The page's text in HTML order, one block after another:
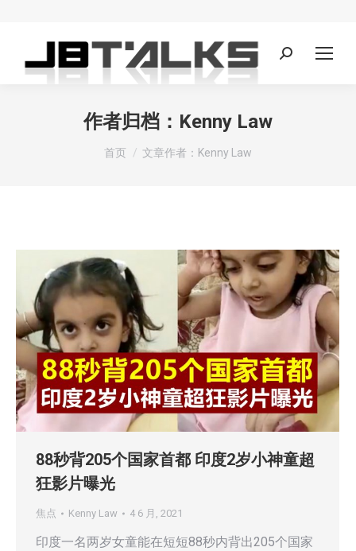
Search:
作者归档： Kenny Law
您在这里：
首页 文章作者：Kenny Law
88秒背205个国家首都 印度2岁小神童超
狂影片曝光
焦点 Kenny Law 4 6 月, 2021
印度一名两岁女童能在短短88秒内背出205个国家